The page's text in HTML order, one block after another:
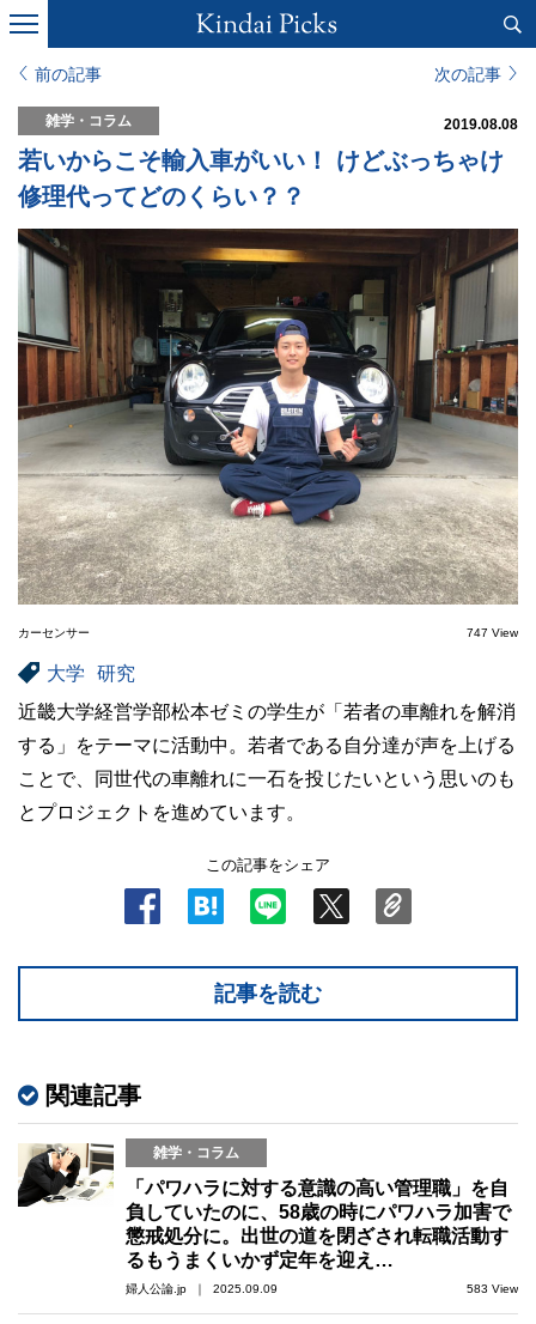
前の記事 次の記事
雑学・コラム 2019.08.08
若いからこそ輸入車がいい！ けどぶっちゃけ
修理代ってどのくらい？？
カーセンサー 747 View
大学
研究
近畿大学経営学部松本ゼミの学生が「若者の車離れを解消
する」をテーマに活動中。若者である自分達が声を上げる
ことで、同世代の車離れに一石を投じたいという思いのも
とプロジェクトを進めています。
この記事をシェア
記事を読む
関連記事
雑学・コラム
「パワハラに対する意識の高い管理職」を自
負していたのに、58歳の時にパワハラ加害で
懲戒処分に。出世の道を閉ざされ転職活動す
るもうまくいかず定年を迎え…
婦人公論.jp ｜ 2025.09.09 583 View